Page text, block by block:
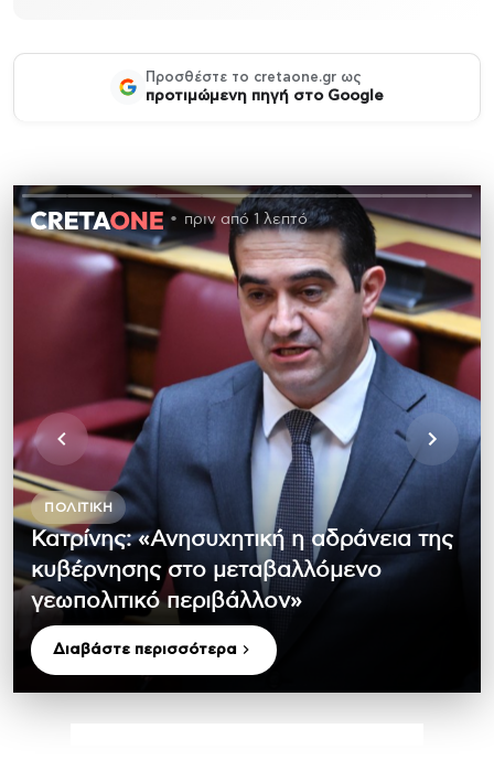
Προσθέστε το cretaone.gr ως
προτιμώμενη πηγή στο Google
πριν από 1 λεπτό
ΠΟΛΙΤΙΚΉ
Κατρίνης: «Ανησυχητική η αδράνεια της
κυβέρνησης στο μεταβαλλόμενο
γεωπολιτικό περιβάλλον»
Διαβάστε περισσότερα